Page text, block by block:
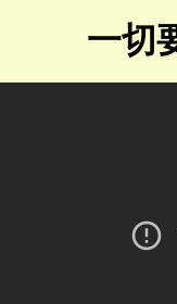
一切